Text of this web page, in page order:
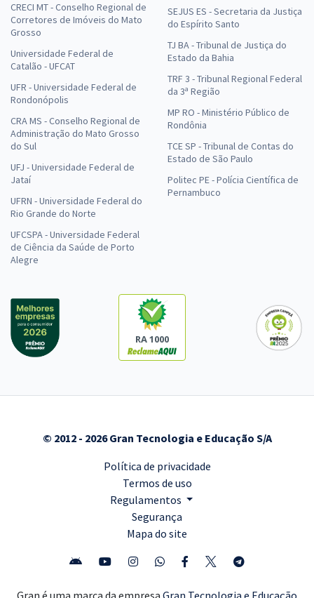
CRECI MT - Conselho Regional de
Corretores de Imóveis do Mato
Grosso
Universidade Federal de
Catalão - UFCAT
UFR - Universidade Federal de
Rondonópolis
CRA MS - Conselho Regional de
Administração do Mato Grosso
do Sul
UFJ - Universidade Federal de
Jataí
UFRN - Universidade Federal do
Rio Grande do Norte
UFCSPA - Universidade Federal
de Ciência da Saúde de Porto
Alegre
SEJUS ES - Secretaria da Justiça
do Espírito Santo
TJ BA - Tribunal de Justiça do
Estado da Bahia
TRF 3 - Tribunal Regional Federal
da 3ª Região
MP RO - Ministério Público de
Rondônia
TCE SP - Tribunal de Contas do
Estado de São Paulo
Politec PE - Polícia Científica de
Pernambuco
RA 1000
© 2012 - 2026 Gran Tecnologia e Educação S/A
Política de privacidade
Termos de uso
Regulamentos
Segurança
Mapa do site
Gran é uma marca da empresa Gran Tecnologia e Educação